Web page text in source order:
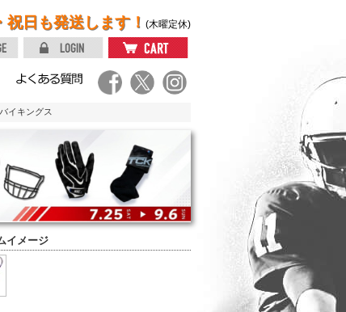
祝日も発送します！ (木曜定休)
イキングス
イメージ